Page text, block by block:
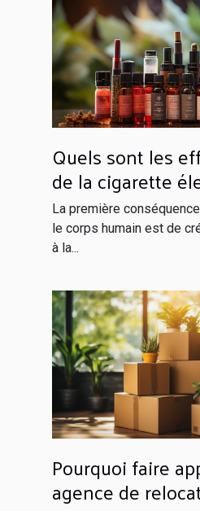
Quels sont les
de la cigarette
La première
le corps humain est de
à la...
Pourquoi faire
agence de